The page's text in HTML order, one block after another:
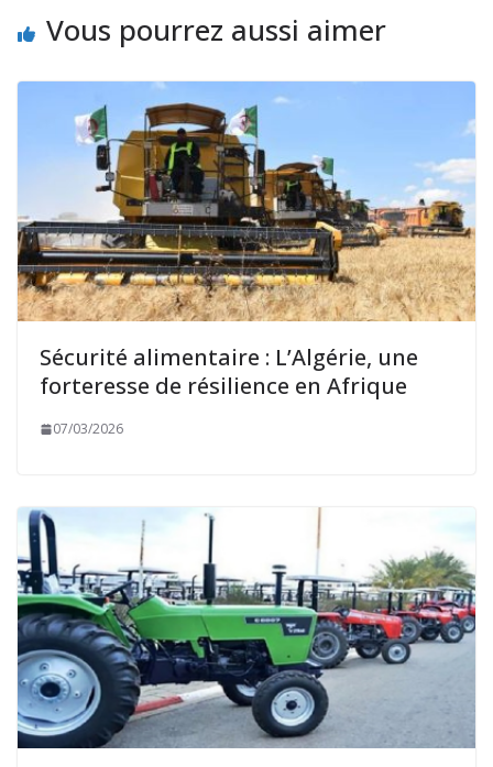
Vous pourrez aussi aimer
Sécurité alimentaire : L’Algérie, une
forteresse de résilience en Afrique
07/03/2026